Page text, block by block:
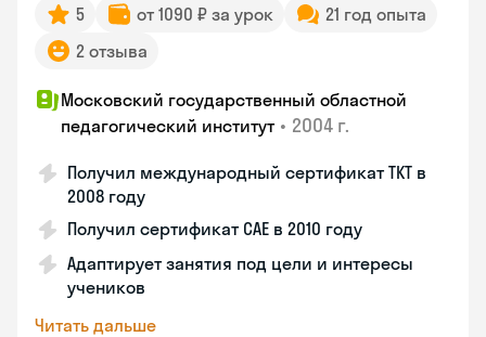
5 от 1090 ₽ за урок
21 год опыта
2 отзыва
Московский государственный областной
педагогический институт • 2004 г.
Получил международный сертификат ТКТ в
2008 году
Получил сертификат САЕ в 2010 году
Адаптирует занятия под цели и интересы
учеников
Читать дальше